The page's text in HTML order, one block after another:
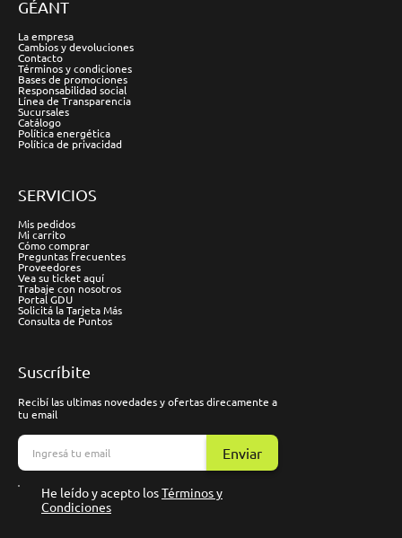
GÉANT
La empresa
Cambios y devoluciones
Contacto
Términos y condiciones
Bases de promociones
Responsabilidad social
Línea de Transparencia
Sucursales
Catálogo
Política energética
Política de privacidad
SERVICIOS
Mis pedidos
Mi carrito
Cómo comprar
Preguntas frecuentes
Proveedores
Vea su ticket aquí
Trabaje con nosotros
Portal GDU
Solicitá la Tarjeta Más
Consulta de Puntos
Suscríbite
Recibí las ultimas novedades y ofertas direcamente a
tu email
Enviar
He leído y acepto losTérminos y
Condiciones